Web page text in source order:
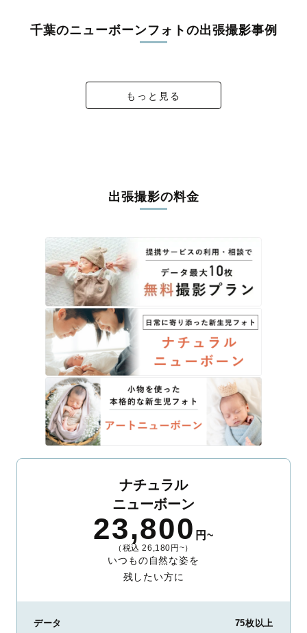
千葉のニューボーンフォトの出張撮影事例
もっと見る
出張撮影の料金
ナチュラル
ニューボーン
23,800 円~
（税込 26,180円~）
いつもの自然な姿を
残したい方に
データ
75枚以上